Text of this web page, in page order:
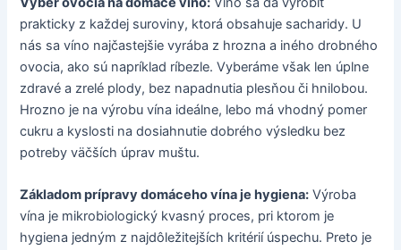
prakticky z každej suroviny, ktorá obsahuje sacharidy. U
nás sa víno najčastejšie vyrába z hrozna a iného drobného
ovocia, ako sú napríklad ríbezle. Vyberáme však len úplne
zdravé a zrelé plody, bez napadnutia plesňou či hnilobou.
Hrozno je na výrobu vína ideálne, lebo má vhodný pomer
cukru a kyslosti na dosiahnutie dobrého výsledku bez
potreby väčších úprav muštu.
Základom prípravy domáceho vína je hygiena: Výroba
vína je mikrobiologický kvasný proces, pri ktorom je
hygiena jedným z najdôležitejších kritérií úspechu. Preto je